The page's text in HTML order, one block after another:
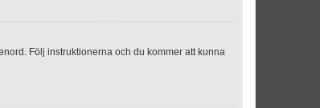
Följ instruktionerna och du kommer att kunna